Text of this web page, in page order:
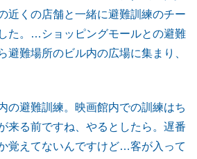
近くの店舗と一緒に避難訓練のチー
た。…ショッピングモールとの避難
避難場所のビル内の広場に集まり、
の避難訓練。映画館内での訓練はち
来る前ですね、やるとしたら。遅番
覚えてないんですけど…客が入って